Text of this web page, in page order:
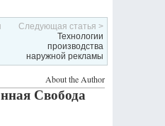
Следующая статья >
Технологии
производства
наружной рекламы
About the Author
Свобода